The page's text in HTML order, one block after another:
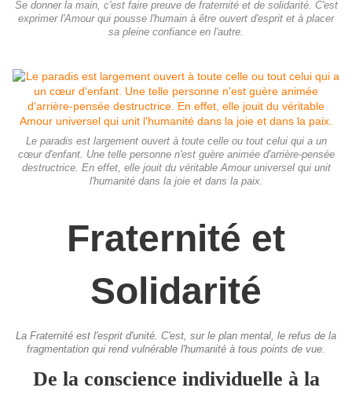
Se donner la main, c'est faire preuve de fraternité et de solidarité. C'est
exprimer l'Amour qui pousse l'humain à être ouvert d'esprit et à placer
sa pleine confiance en l'autre.
Le paradis est largement ouvert à toute celle ou tout celui qui a un
cœur d'enfant. Une telle personne n'est guère animée d'arrière-pensée
destructrice. En effet, elle jouit du véritable Amour universel qui unit
l'humanité dans la joie et dans la paix.
Fraternité et
Solidarité
La Fraternité est l'esprit d'unité. C'est, sur le plan mental, le refus de la
fragmentation qui rend vulnérable l'humanité à tous points de vue.
De la conscience individuelle à la